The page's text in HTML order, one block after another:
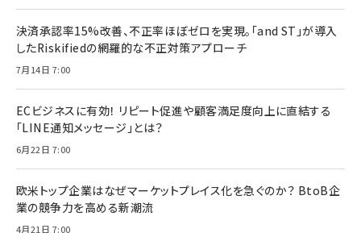
決済承認率15%改善、不正率ほぼゼロを実現。「and ST」が導入
したRiskifiedの網羅的な不正対策アプローチ
7月14日 7:00
ECビジネスに有効！ リピート促進や顧客満足度向上に直結する
「LINE通知メッセージ」とは？
6月22日 7:00
欧米トップ企業はなぜマーケットプレイス化を急ぐのか？ BtoB企
業の競争力を高める新潮流
4月21日 7:00